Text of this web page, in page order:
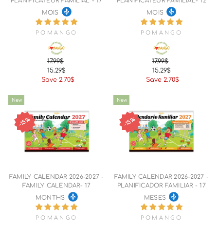
MOIS
POMANGO
Regular
price
17.99$
Sale
price
15.29$
Save 2.70$
MOIS
POMANGO
Regular
price
17.99$
Sale
price
15.29$
Save 2.70$
15%
New
FAMILY CALENDAR 2026-2027 -
FAMILY CALENDAR- 17
MONTHS
POMANGO
15%
New
FAMILY CALENDAR 2026-2027 -
PLANIFICADOR FAMILIAR - 17
MESES
POMANGO